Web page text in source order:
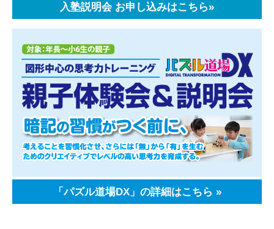
入塾説明会 お申し込みはこちら»
「パズル道場DX」の詳細はこちら »